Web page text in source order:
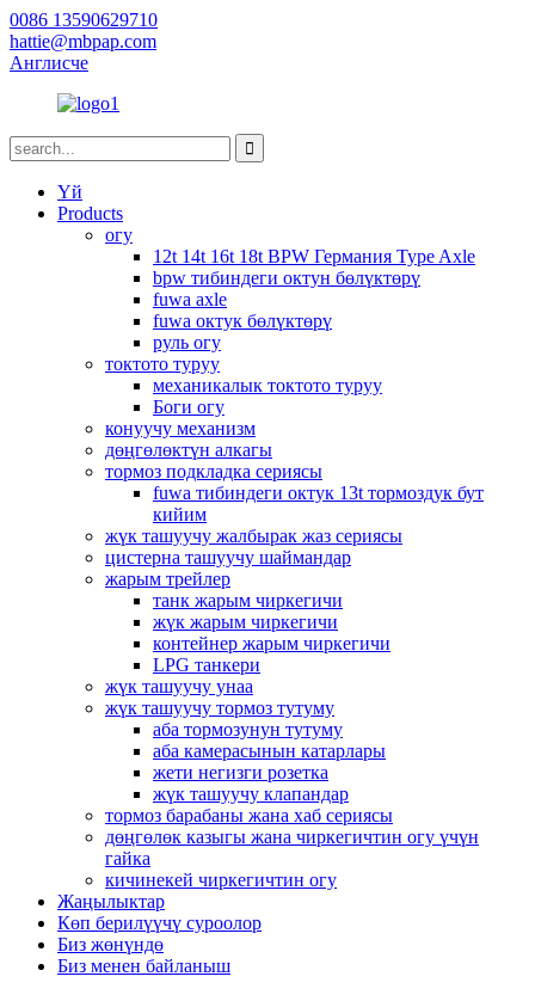
0086 13590629710
hattie@mbpap.com
Англисче
Үй
Products
огу
12t 14t 16t 18t BPW Германия Type Axle
bpw тибиндеги октун бөлүктөрү
fuwa axle
fuwa октук бөлүктөрү
руль огу
токтото туруу
механикалык токтото туруу
Боги огу
конуучу механизм
дөңгөлөктүн алкагы
тормоз подкладка сериясы
fuwa тибиндеги октук 13t тормоздук бут
кийим
жүк ташуучу жалбырак жаз сериясы
цистерна ташуучу шаймандар
жарым трейлер
танк жарым чиркегичи
жүк жарым чиркегичи
контейнер жарым чиркегичи
LPG танкери
жүк ташуучу унаа
жүк ташуучу тормоз тутуму
аба тормозунун тутуму
аба камерасынын катарлары
жети негизги розетка
жүк ташуучу клапандар
тормоз барабаны жана хаб сериясы
дөңгөлөк казыгы жана чиркегичтин огу үчүн
гайка
кичинекей чиркегичтин огу
Жаңылыктар
Көп берилүүчү суроолор
Биз жөнүндө
Биз менен байланыш